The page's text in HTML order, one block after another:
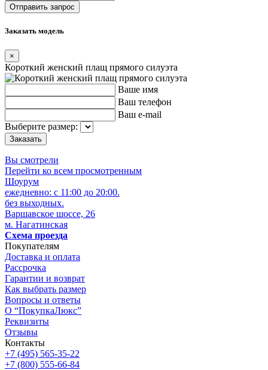
Заказать модель
×
Короткий женский плащ прямого силуэта
Ваше имя
Ваш телефон
Ваш e-mail
Выберите размер:
Вы смотрели
Перейти ко всем просмотренным
Шоурум
ежедневно: с 11:00 до 20:00.
без выходных.
Варшавское шоссе, 26
м. Нагатинская
Схема проезда
Покупателям
Доставка и оплата
Рассрочка
Гарантии и возврат
Как выбрать размер
Вопросы и ответы
О “ПокупкаЛюкс”
Реквизиты
Отзывы
Контакты
+7 (495) 565-35-22
+7 (800) 555-66-84